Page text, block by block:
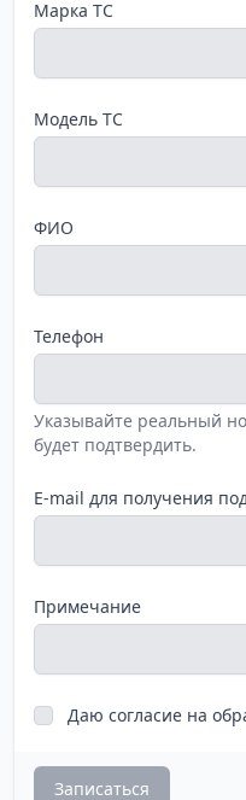
Марка ТС
Модель ТС
ФИО
Телефон
Указывайте реальный
будет подтвердить.
E-mail для получения
Примечание
Даю согласие на
Записаться